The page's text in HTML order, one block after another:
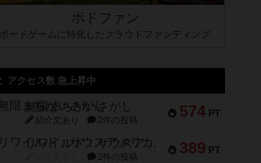
ボドファン
ボードゲームに特化したクラウドファンディング
アクセス数 急上昇中
574 PT
無限まちがいさがし
紹介文あり 2件の投稿
389 PT
リワイルド：サウスアメリカ
2件の投稿